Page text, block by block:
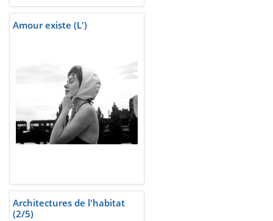
Amour existe (L')
Architectures de l'habitat
(2/5)